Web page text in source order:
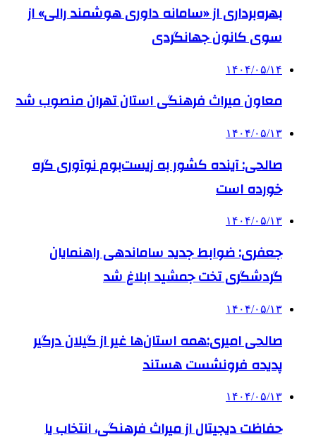
بهره‌برداری از «سامانه داوری هوشمند رالی» از
سوی کانون جهانگردی
۱۴۰۴/۰۵/۱۴
معاون میراث فرهنگی استان تهران منصوب شد
۱۴۰۴/۰۵/۱۳
صالحی: آینده کشور به زیست‌بوم نوآوری گره
خورده است
۱۴۰۴/۰۵/۱۳
جعفری: ضوابط جدید ساماندهی راهنمایان
گردشگری تخت جمشید ابلاغ شد
۱۴۰۴/۰۵/۱۳
صالحی امیری:همه استان‌ها غیر از گیلان درگیر
پدیده فرونشست هستند
۱۴۰۴/۰۵/۱۳
حفاظت دیجیتال از میراث فرهنگی، انتخاب یا